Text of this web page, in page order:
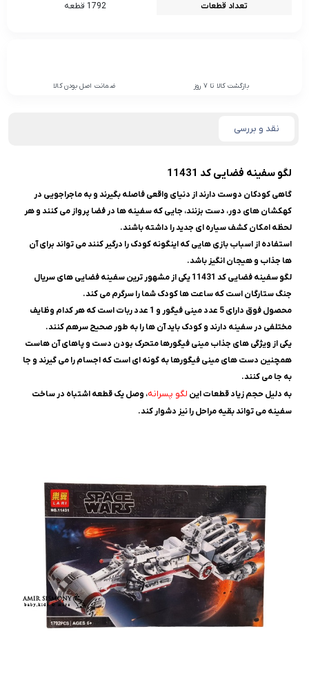
تعداد قطعات
1792 قطعه
بازگشت کالا تا 7 روز ضمانت اصل بودن کالا
نقد و بررسی
لگو سفینه فضایی کد 11431
گاهی کودکان دوست دارند از دنیای واقعی فاصله بگیرند و به ماجراجویی در
کهکشان های دور، دست بزنند، جایی که سفینه ها در فضا پرواز می کنند و هر
لحظه امکان کشف سیاره ای جدید را داشته باشند.
استفاده از اسباب بازی هایی که اینگونه کودک را درگیر کنند می تواند برای آن
ها جذاب و هیجان انگیز باشد.
لگو سفینه فضایی کد 11431 یکی از مشهور ترین سفینه فضایی های سریال
جنگ ستارگان است که ساعت ها کودک شما را سرگرم می کند.
محصول فوق دارای 5 عدد مینی فیگور و 1 عدد ربات است که هر کدام وظایف
مختلفی در سفینه دارند و کودک باید آن ها را به طور صحیح سرهم کنند.
یکی از ویژگی های جذاب مینی فیگورها متحرک بودن دست و پاهای آن هاست
همچنین دست های مینی فیگورها به گونه ای است که اجسام را می گیرند و جا
به جا می کنند.
به دلیل حجم زیاد قطعات این لگو پسرانه، وصل یک قطعه اشتباه در ساخت
سفینه می تواند بقیه مراحل را نیز دشوار کند.